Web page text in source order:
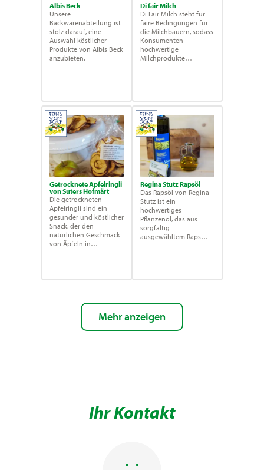
Albis Beck
Unsere
Backwarenabteilung ist
stolz darauf, eine
Auswahl köstlicher
Produkte von Albis Beck
anzubieten.
Di fair Milch
Di Fair Milch steht für
faire Bedingungen für
die Milchbauern, sodass
Konsumenten
hochwertige
Milchprodukte
Getrocknete Apfelringli
von Suters Hofmärt
Die getrockneten
Apfelringli sind ein
gesunder und köstlicher
Snack, der den
natürlichen Geschmack
von Äpfeln in
Regina Stutz Rapsöl
Das Rapsöl von Regina
Stutz ist ein
hochwertiges
Pflanzenöl, das aus
sorgfältig
ausgewähltem Raps
Mehr anzeigen
Ihr Kontakt